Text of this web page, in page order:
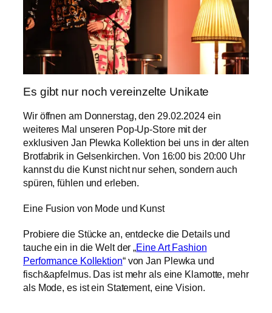
Es gibt nur noch vereinzelte Unikate
Wir öffnen am Donnerstag, den 29.02.2024 ein
weiteres Mal unseren Pop-Up-Store mit der
exklusiven Jan Plewka Kollektion bei uns in der alten
Brotfabrik in Gelsenkirchen. Von 16:00 bis 20:00 Uhr
kannst du die Kunst nicht nur sehen, sondern auch
spüren, fühlen und erleben.
Eine Fusion von Mode und Kunst
Probiere die Stücke an, entdecke die Details und
tauche ein in die Welt der „Eine Art Fashion
Performance Kollektion“ von Jan Plewka und
fisch&apfelmus. Das ist mehr als eine Klamotte, mehr
als Mode, es ist ein Statement, eine Vision.